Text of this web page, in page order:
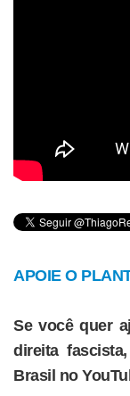
APOIE O
Se você quer
direita
Brasil no